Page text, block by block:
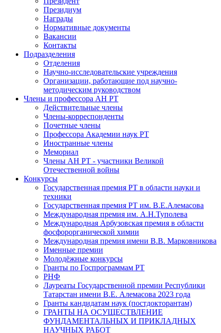
Президиум
Награды
Нормативные документы
Вакансии
Контакты
Подразделения
Отделения
Научно-исследовательские учреждения
Организации, работающие под научно-
методическим руководством
Члены и профессора АН РТ
Действительные члены
Члены-корреспонденты
Почетные члены
Профессора Академии наук РТ
Иностранные члены
Мемориал
Члены АН РТ - участники Великой
Отечественной войны
Конкурсы
Государственная премия РТ в области науки и
техники
Государственная премия РТ им. В.Е.Алемасова
Международная премия им. А.Н.Туполева
Международная Арбузовская премия в области
фосфорорганической химии
Международная премия имени В.В. Марковникова
Именные премии
Молодёжные конкурсы
Гранты по Госпрограммам РТ
РНФ
Лауреаты Государственной премии Республики
Татарстан имени В.Е. Алемасова 2023 года
Гранты кандидатам наук (постдокторантам)
ГРАНТЫ НА ОСУЩЕСТВЛЕНИЕ
ФУНДАМЕНТАЛЬНЫХ И ПРИКЛАДНЫХ
НАУЧНЫХ РАБОТ